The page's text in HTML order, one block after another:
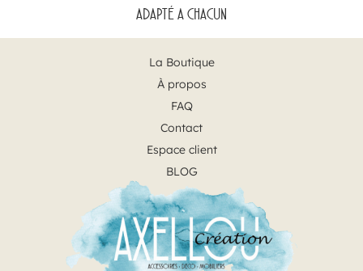
ADAPTÉ A CHACUN
La Boutique
À propos
FAQ
Contact
Espace client
BLOG